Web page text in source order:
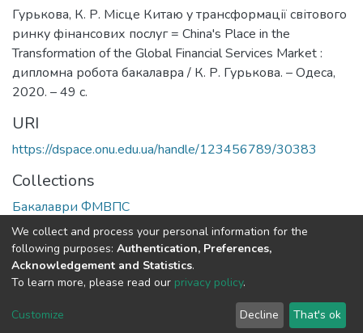
Гурькова, К. Р. Місце Китаю у трансформації світового
ринку фінансових послуг = China's Place in the
Transformation of the Global Financial Services Market :
дипломна робота бакалавра / К. Р. Гурькова. – Одеса,
2020. – 49 с.
URI
https://dspace.onu.edu.ua/handle/123456789/30383
Collections
Бакалаври ФМВПС
Full item page
DSpace software copyright © 2009-2026
Cookie
End User
Agreement
Send
Feedback
We collect and process your personal information for the
following purposes: Authentication, Preferences,
Acknowledgement and Statistics.
To learn more, please read our privacy policy.
Customize Decline That's ok